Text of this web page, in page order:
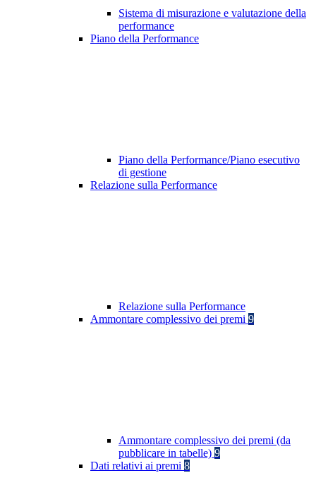
Sistema di misurazione e valutazione della
performance
Piano della Performance
Piano della Performance/Piano esecutivo
di gestione
Relazione sulla Performance
Relazione sulla Performance
Ammontare complessivo dei premi 9
Ammontare complessivo dei premi (da
pubblicare in tabelle) 9
Dati relativi ai premi 8